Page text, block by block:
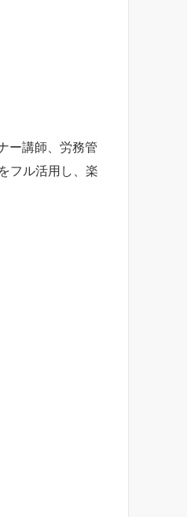
ー講師、労務管
フル活用し、楽